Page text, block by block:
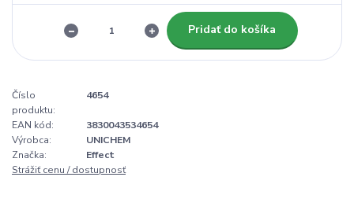
Pridať do košíka
Číslo
produktu:
4654
EAN kód:
3830043534654
Výrobca:
UNICHEM
Značka:
Effect
Strážiť cenu / dostupnosť